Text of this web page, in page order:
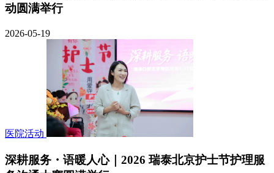
动圆满举行
2026-05-19
医院活动
深耕服务・语暖人心｜2026 瑞泰北京护士节护理服